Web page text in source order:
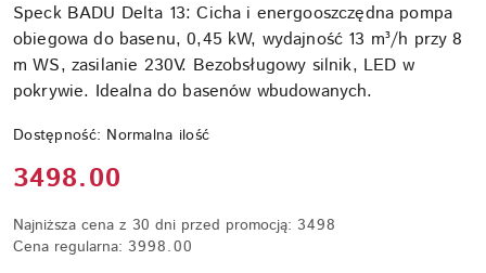
Speck BADU Delta 13: Cicha i energooszczędna pompa
obiegowa do basenu, 0,45 kW, wydajność 13 m³/h przy 8
m WS, zasilanie 230V. Bezobsługowy silnik, LED w
pokrywie. Idealna do basenów wbudowanych.
Dostępność: Normalna ilość
Cena:
3498.00
Najniższa cena z 30 dni przed promocją: 3498
Cena regularna: 3998.00